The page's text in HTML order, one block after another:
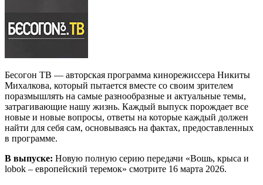
Бесогон ТВ — авторская программа кинорежиссера Никиты
Михалкова, который пытается вместе со своим зрителем
поразмышлять на самые разнообразные и актуальные темы,
затрагивающие нашу жизнь. Каждый выпуск порождает все
новые и новые вопросы, ответы на которые каждый должен
найти для себя сам, основываясь на фактах, предоставленных
в программе.
В выпуске: Новую полную серию передачи «Вошь, крыса и
lobok – европейский теремок» смотрите 16 марта 2026.